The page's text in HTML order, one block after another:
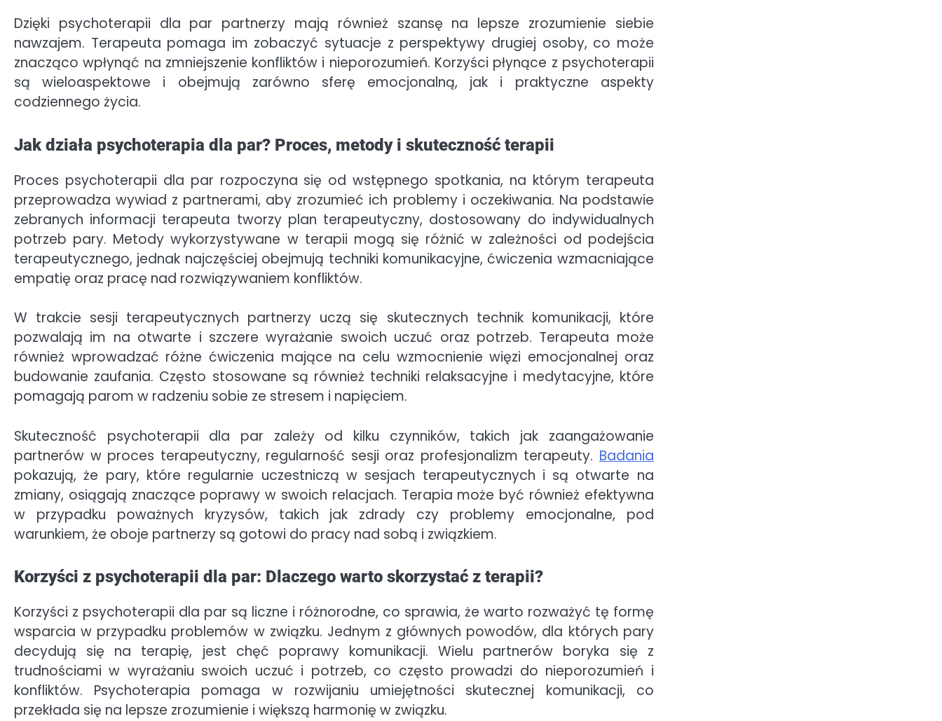
Dzięki psychoterapii dla par partnerzy mają również szansę na lepsze zrozumienie siebie
nawzajem. Terapeuta pomaga im zobaczyć sytuacje z perspektywy drugiej osoby, co może
znacząco wpłynąć na zmniejszenie konfliktów i nieporozumień. Korzyści płynące z psychoterapii
są wieloaspektowe i obejmują zarówno sferę emocjonalną, jak i praktyczne aspekty
codziennego życia.
Jak działa psychoterapia dla par? Proces, metody i skuteczność terapii
Proces psychoterapii dla par rozpoczyna się od wstępnego spotkania, na którym terapeuta
przeprowadza wywiad z partnerami, aby zrozumieć ich problemy i oczekiwania. Na podstawie
zebranych informacji terapeuta tworzy plan terapeutyczny, dostosowany do indywidualnych
potrzeb pary. Metody wykorzystywane w terapii mogą się różnić w zależności od podejścia
terapeutycznego, jednak najczęściej obejmują techniki komunikacyjne, ćwiczenia wzmacniające
empatię oraz pracę nad rozwiązywaniem konfliktów.
W trakcie sesji terapeutycznych partnerzy uczą się skutecznych technik komunikacji, które
pozwalają im na otwarte i szczere wyrażanie swoich uczuć oraz potrzeb. Terapeuta może
również wprowadzać różne ćwiczenia mające na celu wzmocnienie więzi emocjonalnej oraz
budowanie zaufania. Często stosowane są również techniki relaksacyjne i medytacyjne, które
pomagają parom w radzeniu sobie ze stresem i napięciem.
Skuteczność psychoterapii dla par zależy od kilku czynników, takich jak zaangażowanie
partnerów w proces terapeutyczny, regularność sesji oraz profesjonalizm terapeuty. Badania
pokazują, że pary, które regularnie uczestniczą w sesjach terapeutycznych i są otwarte na
zmiany, osiągają znaczące poprawy w swoich relacjach. Terapia może być również efektywna
w przypadku poważnych kryzysów, takich jak zdrady czy problemy emocjonalne, pod
warunkiem, że oboje partnerzy są gotowi do pracy nad sobą i związkiem.
Korzyści z psychoterapii dla par: Dlaczego warto skorzystać z terapii?
Korzyści z psychoterapii dla par są liczne i różnorodne, co sprawia, że warto rozważyć tę formę
wsparcia w przypadku problemów w związku. Jednym z głównych powodów, dla których pary
decydują się na terapię, jest chęć poprawy komunikacji. Wielu partnerów boryka się z
trudnościami w wyrażaniu swoich uczuć i potrzeb, co często prowadzi do nieporozumień i
konfliktów. Psychoterapia pomaga w rozwijaniu umiejętności skutecznej komunikacji, co
przekłada się na lepsze zrozumienie i większą harmonię w związku.